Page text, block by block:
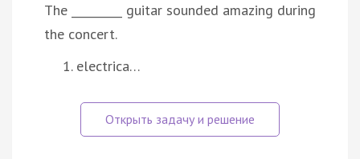
The _________ guitar sounded amazing during
the concert.
electrica…